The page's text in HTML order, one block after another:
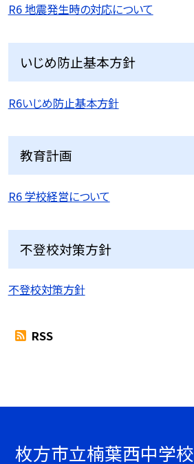
R6 地震発生時の対応について
いじめ防止基本方針
R6いじめ防止基本方針
教育計画
R6 学校経営について
不登校対策方針
不登校対策方針
RSS
枚方市立楠葉西中学校